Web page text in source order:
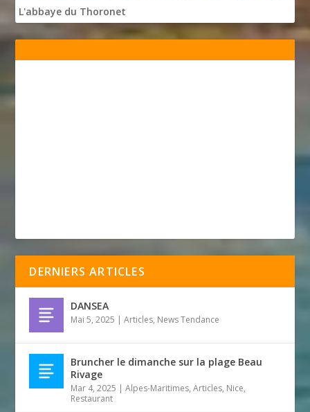
L'abbaye du Thoronet
DERNIERS ARTICLES
DANSEA
Mai 5, 2025 |Articles, News Tendance
Bruncher le dimanche sur la plage Beau
Rivage
Mar 4, 2025 |Alpes-Maritimes,Articles, Nice,
Restaurant